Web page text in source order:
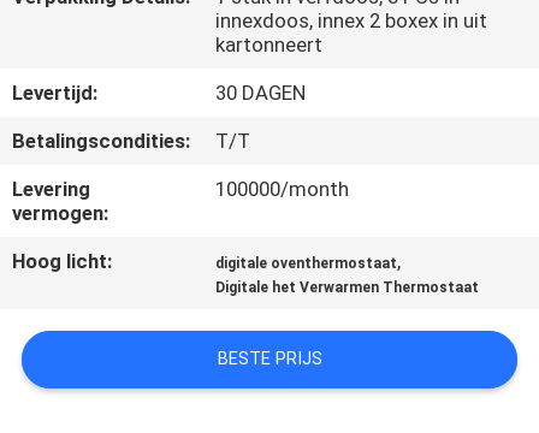
ONS
VERZOEK
OM
EEN
SITEMAP
innexdoos, innex 2 boxex in uit
kartonneert
Levertijd:
30 DAGEN
Betalingscondities:
T/T
Levering
vermogen:
100000/month
Hoog licht: digitale oventhermostaat,
Digitale het Verwarmen Thermostaat
BESTE PRIJS